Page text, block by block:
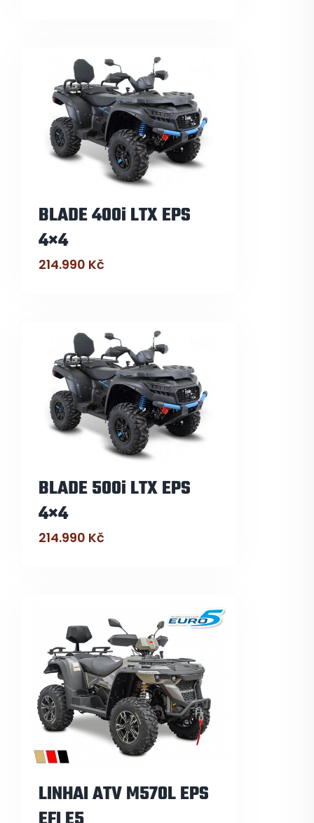
BLADE 400i LTX EPS
4×4
214.990 Kč
BLADE 500i LTX EPS
4×4
214.990 Kč
LINHAI ATV M570L EPS